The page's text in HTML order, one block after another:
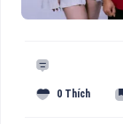
0 Thích